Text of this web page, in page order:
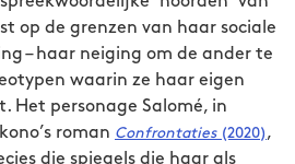
op de grenzen van haar sociale
– haar neiging om de ander te
waarin ze haar eigen
Het personage Salomé, in
roman Confrontaties (2020) ,
die spiegels die haar als